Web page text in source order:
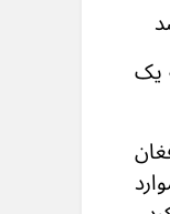
به يک